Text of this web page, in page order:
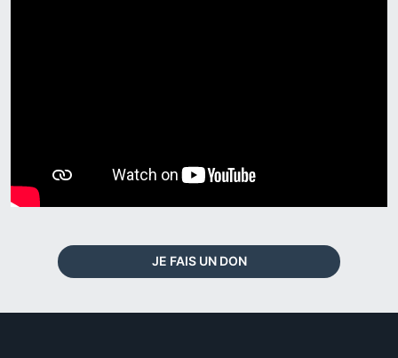
JE FAIS UN DON